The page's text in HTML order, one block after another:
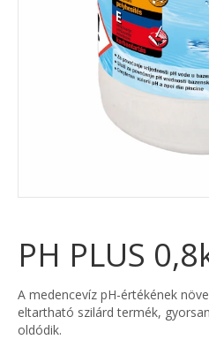
PH PLUS
A medencevíz pH-értékének
eltartható szilárd termék,
oldódik.